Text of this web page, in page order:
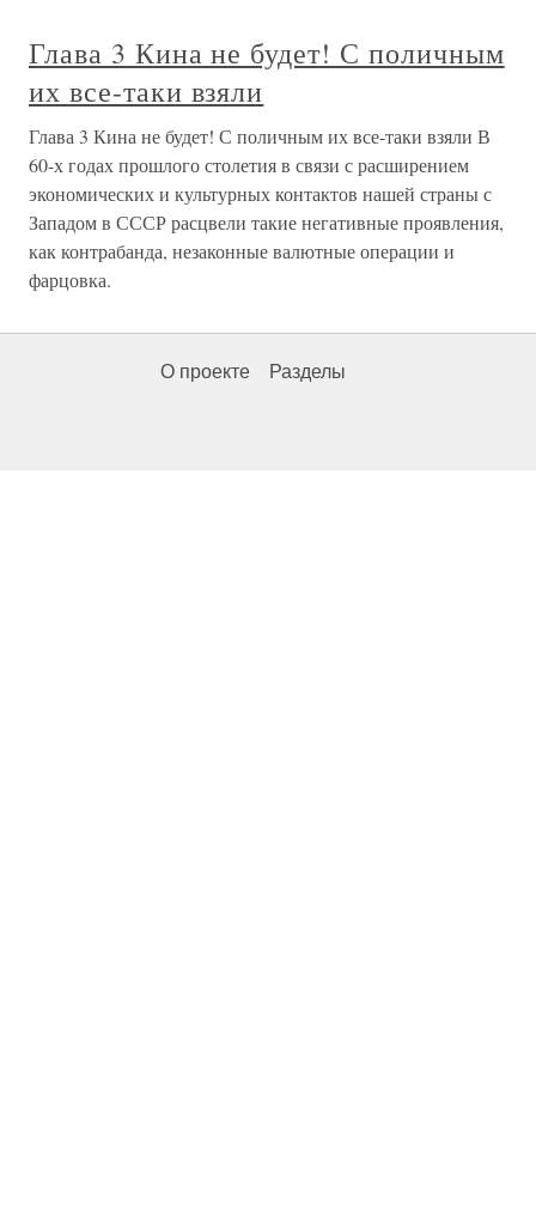
Глава 3 Кина не будет! С поличным
их все-таки взяли
Глава 3 Кина не будет! С поличным их все-таки взяли В
60-х годах прошлого столетия в связи с расширением
экономических и культурных контактов нашей страны с
Западом в СССР расцвели такие негативные проявления,
как контрабанда, незаконные валютные операции и
фарцовка.
О проекте Разделы